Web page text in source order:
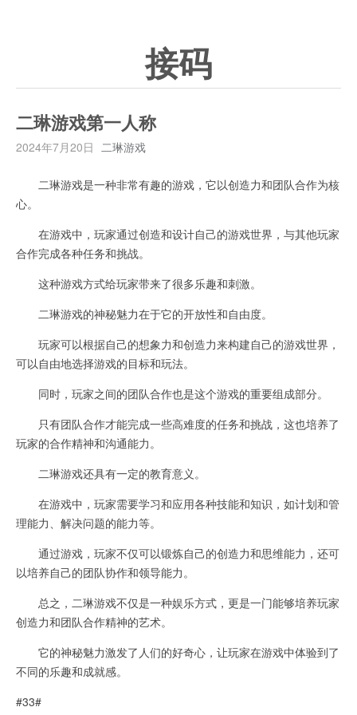
接码
二琳游戏第一人称
2024年7月20日 二琳游戏
二琳游戏是一种非常有趣的游戏，它以创造力和团队合作为核
心。
在游戏中，玩家通过创造和设计自己的游戏世界，与其他玩家
合作完成各种任务和挑战。
这种游戏方式给玩家带来了很多乐趣和刺激。
二琳游戏的神秘魅力在于它的开放性和自由度。
玩家可以根据自己的想象力和创造力来构建自己的游戏世界，
可以自由地选择游戏的目标和玩法。
同时，玩家之间的团队合作也是这个游戏的重要组成部分。
只有团队合作才能完成一些高难度的任务和挑战，这也培养了
玩家的合作精神和沟通能力。
二琳游戏还具有一定的教育意义。
在游戏中，玩家需要学习和应用各种技能和知识，如计划和管
理能力、解决问题的能力等。
通过游戏，玩家不仅可以锻炼自己的创造力和思维能力，还可
以培养自己的团队协作和领导能力。
总之，二琳游戏不仅是一种娱乐方式，更是一门能够培养玩家
创造力和团队合作精神的艺术。
它的神秘魅力激发了人们的好奇心，让玩家在游戏中体验到了
不同的乐趣和成就感。
#33#